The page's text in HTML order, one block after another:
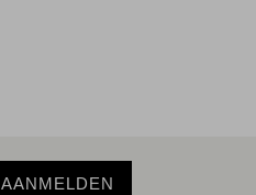
AANMELDEN